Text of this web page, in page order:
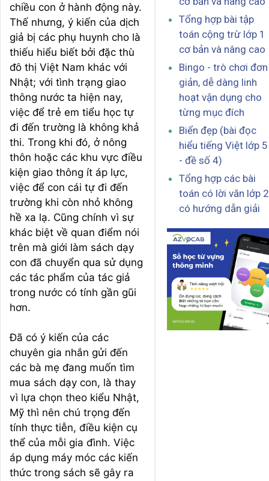
chiều con ở hành động này.
Thế nhưng, ý kiến của dịch
giả bị các phụ huynh cho là
thiếu hiểu biết bởi đặc thù
đô thị Việt Nam khác với
Nhật; với tình trạng giao
thông nước ta hiện nay,
việc để trẻ em tiểu học tự
đi đến trường là không khả
thi. Trong khi đó, ở nông
thôn hoặc các khu vực điều
kiện giao thông ít áp lực,
việc để con cái tự đi đến
trường khi còn nhỏ không
hề xa lạ. Cũng chính vì sự
khác biệt về quan điểm nói
trên mà giới làm sách dạy
con đã chuyển qua sử dụng
các tác phẩm của tác giả
trong nước có tính gần gũi
hơn.
Đã có ý kiến của các
chuyên gia nhắn gửi đến
các bà mẹ đang muốn tìm
mua sách dạy con, là thay
vì lựa chọn theo kiểu Nhật,
Mỹ thì nên chú trọng đến
tính thực tiễn, điều kiện cụ
thể của mỗi gia đình. Việc
áp dụng máy móc các kiến
thức trong sách sẽ gây ra
Tổng hợp bài tập
toán cộng trừ lớp 1
cơ bản và nâng cao
Bingo - trò chơi đơn
giản, dễ dàng linh
hoạt vận dụng cho
từng mục đích
Biển đẹp (bài đọc
hiểu tiếng Việt lớp 5
- đề số 4)
Tổng hợp các bài
toán có lời văn lớp 2
có hướng dẫn giải